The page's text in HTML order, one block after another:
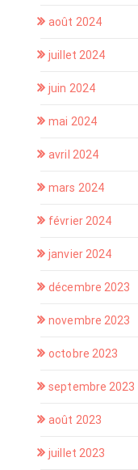
août 2024
juillet 2024
juin 2024
mai 2024
avril 2024
mars 2024
février 2024
janvier 2024
décembre 2023
novembre 2023
octobre 2023
septembre 2023
août 2023
juillet 2023